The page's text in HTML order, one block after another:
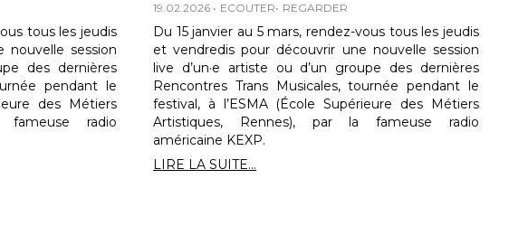
tous les jeudis
nouvelle session
des dernières
pendant le
des Métiers
fameuse radio
19.02.2026 ECOUTER REGARDER
Du 15 janvier au 5 mars, rendez-vous tous les jeudis
et vendredis pour découvrir une nouvelle session
live d’un·e artiste ou d’un groupe des dernières
Rencontres Trans Musicales, tournée pendant le
festival, à l’ESMA (École Supérieure des Métiers
Artistiques, Rennes), par la fameuse radio
américaine KEXP.
LIRE LA SUITE...